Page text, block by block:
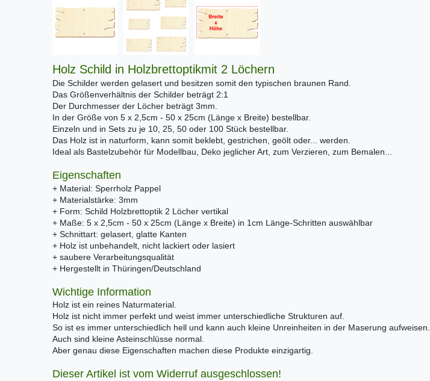
Holz Schild in Holzbrettoptikmit 2 Löchern
Die Schilder werden gelasert und besitzen somit den typischen braunen Rand.
Das Größenverhältnis der Schilder beträgt 2:1
Der Durchmesser der Löcher beträgt 3mm.
In der Größe von 5 x 2,5cm - 50 x 25cm (Länge x Breite) bestellbar.
Einzeln und in Sets zu je 10, 25, 50 oder 100 Stück bestellbar.
Das Holz ist in naturform, kann somit beklebt, gestrichen, geölt oder... werden.
Ideal als Bastelzubehör für Modellbau, Deko jeglicher Art, zum Verzieren, zum Bemalen...
Eigenschaften
+ Material: Sperrholz Pappel
+ Materialstärke: 3mm
+ Form: Schild Holzbrettoptik 2 Löcher vertikal
+ Maße: 5 x 2,5cm - 50 x 25cm (Länge x Breite) in 1cm Länge-Schritten auswählbar
+ Schnittart: gelasert, glatte Kanten
+ Holz ist unbehandelt, nicht lackiert oder lasiert
+ saubere Verarbeitungsqualität
+ Hergestellt in Thüringen/Deutschland
Wichtige Information
Holz ist ein reines Naturmaterial.
Holz ist nicht immer perfekt und weist immer unterschiedliche Strukturen auf.
So ist es immer unterschiedlich hell und kann auch kleine Unreinheiten in der Maserung aufweisen.
Auch sind kleine Asteinschlüsse normal.
Aber genau diese Eigenschaften machen diese Produkte einzigartig.
Dieser Artikel ist vom Widerruf ausgeschlossen!